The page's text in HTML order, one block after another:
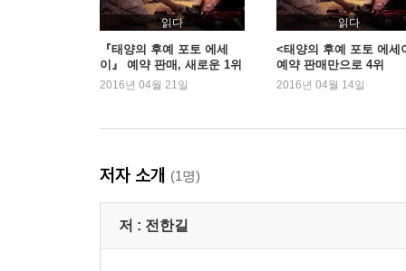
읽다
『태양의 후예 포토 에세
이』 예약 판매, 새로운 1위
등극
2016년 04월 21일
읽다
<태양의 후예 포토 에세
예약 판매만으로 4위
2016년 04월 14일
저자 소개 (1명)
저 : 전한길